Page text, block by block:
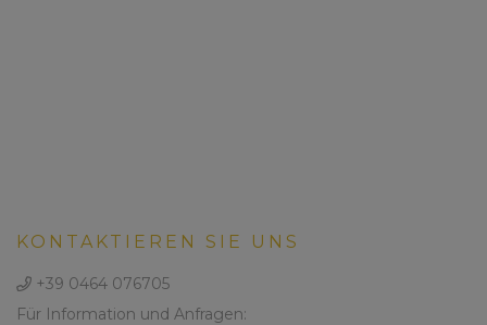
KONTAKTIEREN SIE UNS
+39 0464 076705
Für Information und Anfragen: